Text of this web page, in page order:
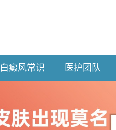
白癜风常识 医护团队